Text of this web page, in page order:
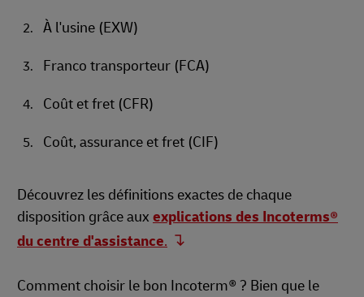
À l'usine (EXW)
Franco transporteur (FCA)
Coût et fret (CFR)
Coût, assurance et fret (CIF)
Découvrez les définitions exactes de chaque
disposition grâce aux explications des Incoterms®
du centre d'assistance.
Comment choisir le bon Incoterm® ? Bien que le